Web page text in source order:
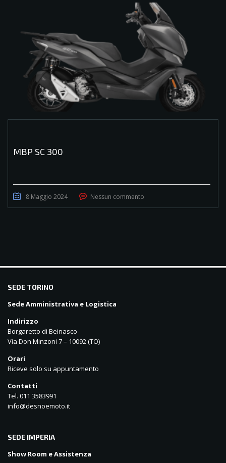
MBP SC 300
8 Maggio 2024 Nessun commento
SEDE TORINO
Sede Amministrativa e Logistica
Indirizzo
Borgaretto di Beinasco
Via Don Minzoni 7 – 10092 (TO)
Orari
Riceve solo su appuntamento
Contatti
Tel. 011 3583991
info@desnoemoto.it
SEDE IMPERIA
Show Room e Assistenza